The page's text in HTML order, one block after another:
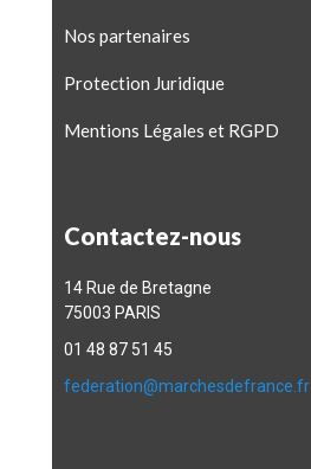
Nos partenaires
Protection Juridique
Mentions Légales et RGPD
Contactez-nous
14 Rue de Bretagne
75003 PARIS
01 48 87 51 45
federation@marchesdefrance.fr